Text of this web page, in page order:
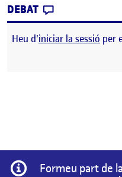
DEBAT
Heu d'iniciar la sessió per
Informació
Formeu part de